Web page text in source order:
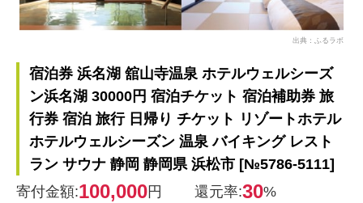
出典：ふるラボ
宿泊券 浜名湖 舘山寺温泉 ホテルウェルシーズ
ン浜名湖 30000円 宿泊チケット 宿泊補助券 旅
行券 宿泊 旅行 日帰り チケット リゾートホテル
ホテルウェルシーズン 温泉 バイキング レスト
ラン サウナ 静岡 静岡県 浜松市 [№5786-5111]
寄付金額:100,000円 還元率:30%